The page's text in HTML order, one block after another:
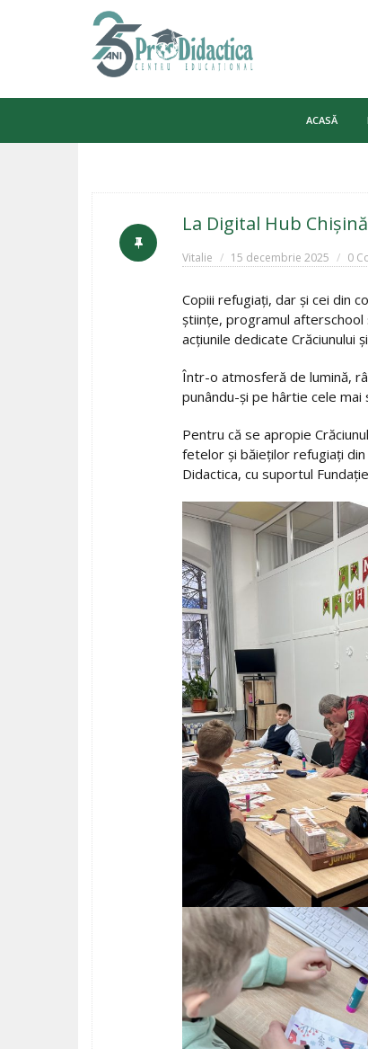
ACASĂ
La Digital Hub
Vitalie 15 decembrie 2025 0
Copiii refugiați, dar și cei din
științe, programul afterschool
acțiunile dedicate Crăciunului
Într-o atmosferă de lumină,
punându-și pe hârtie cele
Pentru că se apropie
fetelor și băieților refugiați din
Didactica, cu suportul